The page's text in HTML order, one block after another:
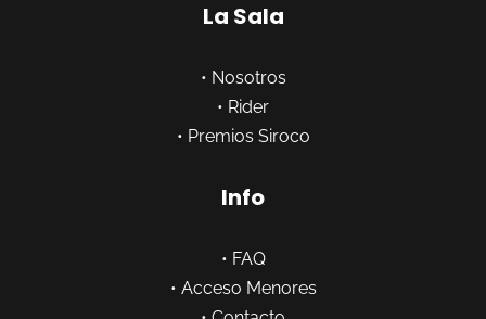
La Sala
• Nosotros
• Rider
• Premios Siroco
Info
• FAQ
• Acceso Menores